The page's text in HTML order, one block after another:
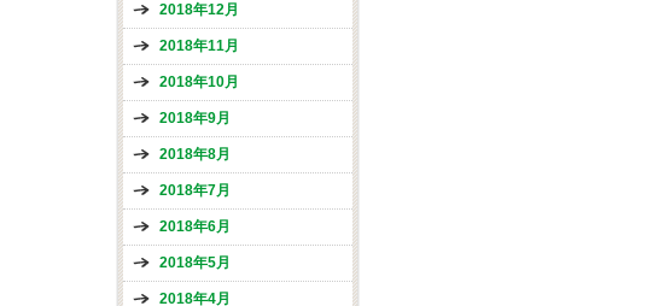
2018年12月
2018年11月
2018年10月
2018年9月
2018年8月
2018年7月
2018年6月
2018年5月
2018年4月